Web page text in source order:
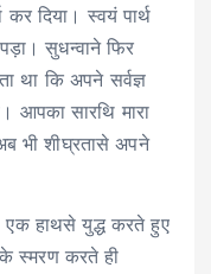
कर दिया। स्वयं पार्थ
सुधन्वाने फिर
था कि अपने सर्वज्ञ
आपका सारथि मारा
भी शीघ्रतासे अपने
एक हाथसे युद्ध करते हुए
स्मरण करते ही